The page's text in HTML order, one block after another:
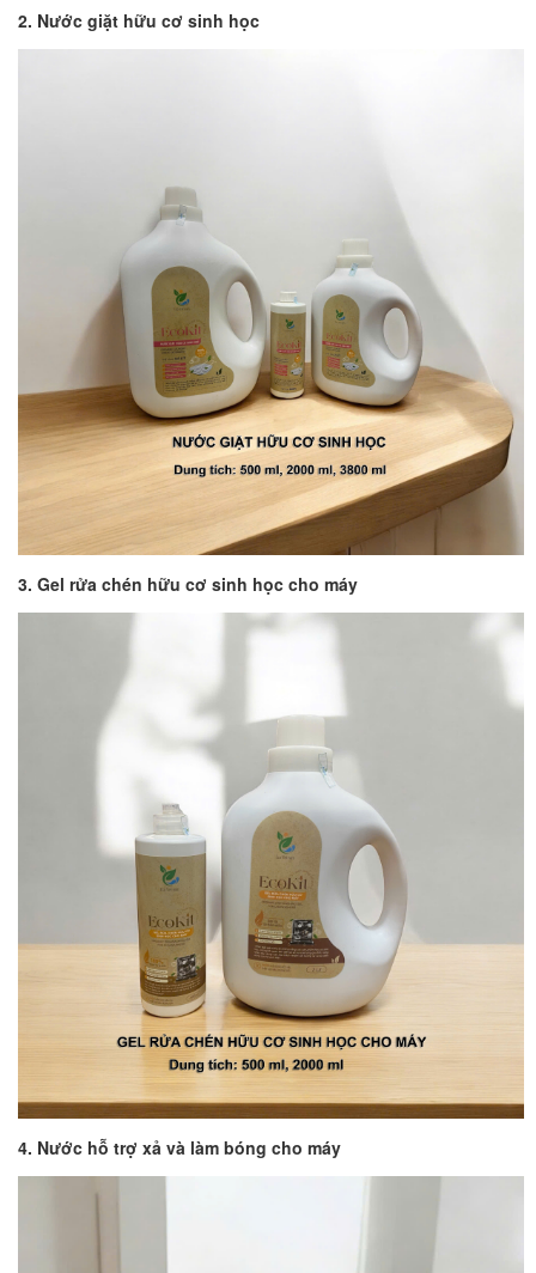
2. Nước giặt hữu cơ sinh học
3. Gel rửa chén hữu cơ sinh học cho máy
4. Nước hỗ trợ xả và làm bóng cho máy